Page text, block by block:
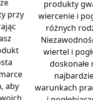
przy
aby
produkty
wiercenie i
różnych
wiertel i
warunkach